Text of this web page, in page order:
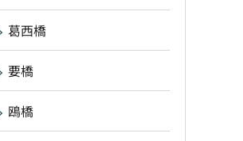
葛西橋
要橋
鴎橋